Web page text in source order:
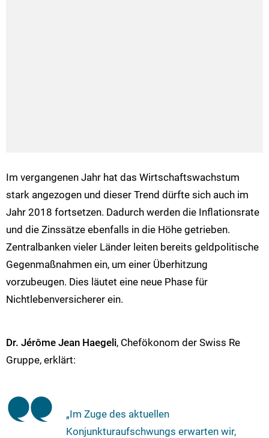
Im vergangenen Jahr hat das Wirtschaftswachstum
stark angezogen und dieser Trend dürfte sich auch im
Jahr 2018 fortsetzen. Dadurch werden die Inflationsrate
und die Zinssätze ebenfalls in die Höhe getrieben.
Zentralbanken vieler Länder leiten bereits geldpolitische
Gegenmaßnahmen ein, um einer Überhitzung
vorzubeugen. Dies läutet eine neue Phase für
Nichtlebenversicherer ein.
Dr. Jérôme Jean Haegeli, Chefökonom der Swiss Re
Gruppe, erklärt:
„Im Zuge des aktuellen
Konjunkturaufschwungs erwarten wir,